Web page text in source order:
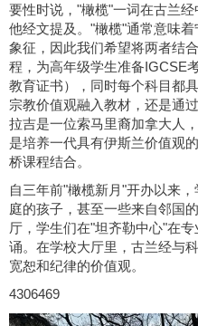
要性时说，"橄榄"一词在古兰
他经文提及。"橄榄"通常意味
象征，因此我们希望将两者结
程，为高年级学生准备IGCSE
教育证书），同时每个科目都
宗教价值观融入教材，还是通
拉吉是一位索马里裔加拿大人
是培养一代具有伊斯兰价值观
桥课程结合。
自三年前"橄榄新月"开办以来
庭的孩子，甚至一些来自邻国
厅，学生们在"坦齐勒中心"在
诵。在学校大厅里，古兰经与
宽恕和纪律的价值观。
4306469